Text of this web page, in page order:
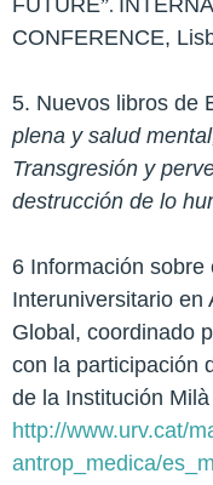
”.
CONFERENCE,
5. Nuevos libros de
plena y salud
Transgresión y
destrucción de lo
6 Información sobre
Interuniversitario en
Global, coordinado
con la participación
de la Institución
http://www.urv.cat/
antrop_medica/